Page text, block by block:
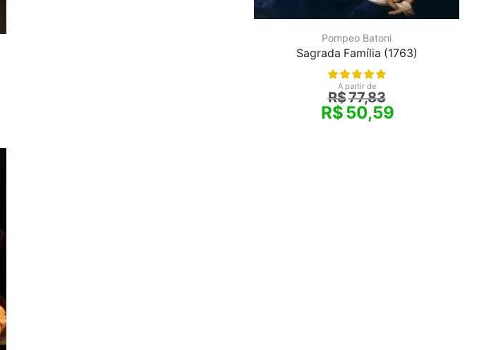
Pompeo Batoni
Sagrada Família (1763)
A partir de
R$77,83
R$50,59